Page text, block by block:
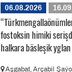
06.08.2026
fostoksin himiki
halkara bäsleşik
Aşgabat, Arçabil